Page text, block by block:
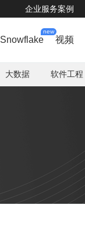
企业服务案例
Snowflake
new
视频
大数据 软件工程